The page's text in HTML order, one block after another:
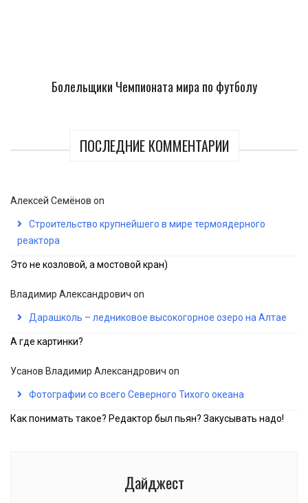
Болельщики Чемпионата мира по футболу
ПОСЛЕДНИЕ КОММЕНТАРИИ
Алексей Семёнов on
Строительство крупнейшего в мире термоядерного
реактора
Это не козловой, а мостовой кран)
Владимир Александрович on
Дарашколь – ледниковое высокогорное озеро на Алтае
А где картинки?
Усанов Владимир Александрович on
Фотографии со всего Северного Тихого океана
Как понимать такое? Редактор был пьян? Закусывать надо!
Дайджест